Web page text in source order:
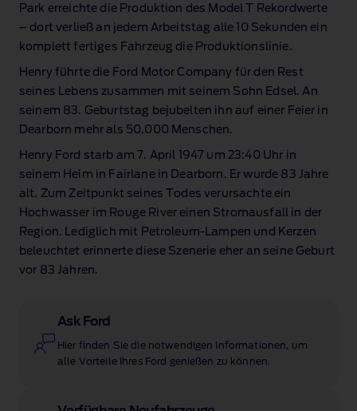
Park erreichte die Produktion des Model T Rekordwerte
– dort verließ an jedem Arbeitstag alle 10 Sekunden ein
komplett fertiges Fahrzeug die Produktionslinie.
Henry führte die Ford Motor Company für den Rest
seines Lebens zusammen mit seinem Sohn Edsel. An
seinem 83. Geburtstag bejubelten ihn auf einer Feier in
Dearborn mehr als 50.000 Menschen.
Henry Ford starb am 7. April 1947 um 23:40 Uhr in
seinem Heim in Fairlane in Dearborn. Er wurde 83 Jahre
alt. Zum Zeitpunkt seines Todes verursachte ein
Hochwasser im Rouge River einen Stromausfall in der
Region. Lediglich mit Petroleum‑Lampen und Kerzen
beleuchtet erinnerte diese Szenerie eher an seine Geburt
vor 83 Jahren.
Ask Ford
Hier finden Sie die notwendigen Informationen, um
alle Vorteile Ihres Ford genießen zu können.